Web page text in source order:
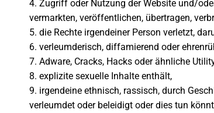
Zugriff oder Nutzung der Website und/
vermarkten, veröffentlichen, übertragen,
die Rechte irgendeiner Person verletzt,
verleumderisch, diffamierend oder
Adware, Cracks, Hacks oder ähnliche
explizite sexuelle Inhalte enthält,
irgendeine ethnisch, rassisch, durch
verleumdet oder beleidigt oder dies tun